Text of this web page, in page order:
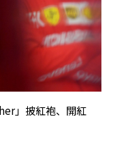
」披紅袍、開紅